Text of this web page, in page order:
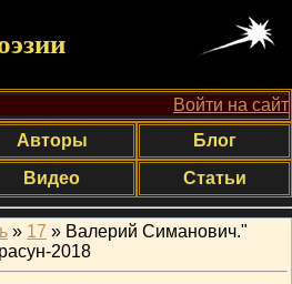
Войти на сайт
Авторы
Блог
Видео Статьи
» 17 » Валерий Симанович."
2018